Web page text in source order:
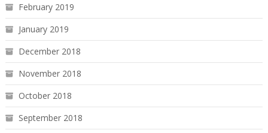
February 2019
January 2019
December 2018
November 2018
October 2018
September 2018